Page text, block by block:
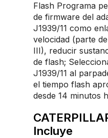
Flash Programa
de firmware del
J1939/11 como
velocidad (parte
III), reducir
de flash;
J1939/11 al
el tiempo flash
desde 14 minutos
Incluye